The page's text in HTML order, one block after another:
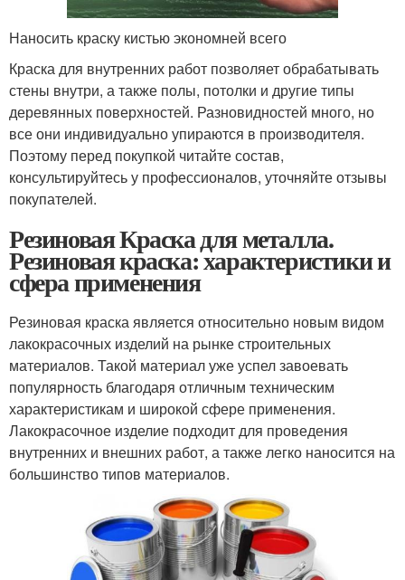
Наносить краску кистью экономней всего
Краска для внутренних работ позволяет обрабатывать
стены внутри, а также полы, потолки и другие типы
деревянных поверхностей. Разновидностей много, но
все они индивидуально упираются в производителя.
Поэтому перед покупкой читайте состав,
консультируйтесь у профессионалов, уточняйте отзывы
покупателей.
Резиновая Краска для металла.
Резиновая краска: характеристики и
сфера применения
Резиновая краска является относительно новым видом
лакокрасочных изделий на рынке строительных
материалов. Такой материал уже успел завоевать
популярность благодаря отличным техническим
характеристикам и широкой сфере применения.
Лакокрасочное изделие подходит для проведения
внутренних и внешних работ, а также легко наносится на
большинство типов материалов.